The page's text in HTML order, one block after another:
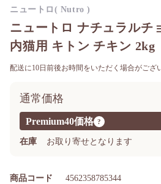
ニュートロ ナチュラルチ
内猫用 キトン チキン 2kg
配送に10日前後お時間をいただく場合がござ
Premium40価格 ?
通常価格
在庫 お取り寄せとなります
商品コード 4562358785344
ニュートロ( Nutro )